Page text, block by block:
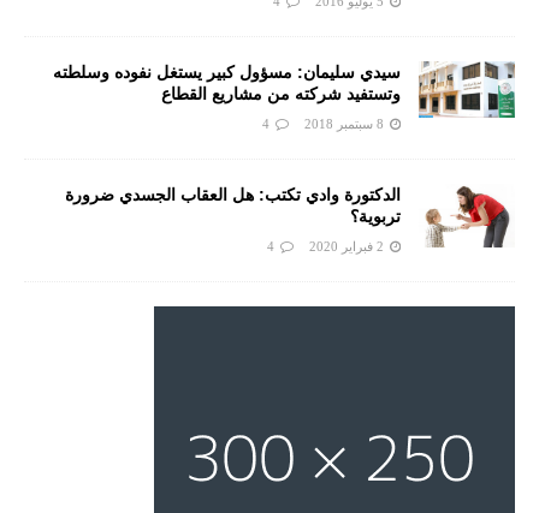
سيدي سليمان: مسؤول كبير يستغل نفوده وسلطته
وتستفيد شركته من مشاريع القطاع
8 سبتمبر 2018 4
الدكتورة وادي تكتب: هل العقاب الجسدي ضرورة
تربوية؟
2 فبراير 2020 4